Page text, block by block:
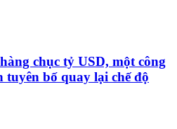
chục tỷ USD, một công
tuyên bố quay lại chế độ